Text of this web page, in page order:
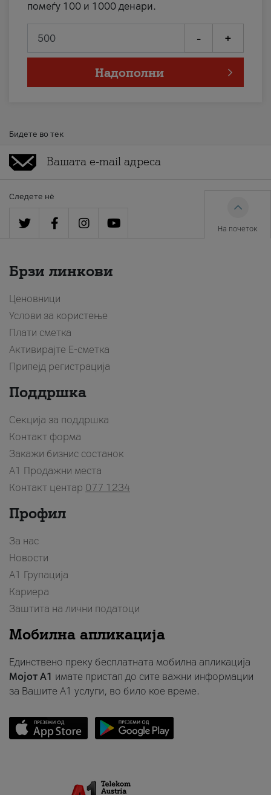
помеѓу 100 и 1000 денари.
- +
Надополни
Бидете во тек
Следете нè
На почеток
Брзи линкови
Ценовници
Услови за користење
Плати сметка
Активирајте Е-сметка
Припејд регистрација
Поддршка
Секција за поддршка
Контакт форма
Закажи бизнис состанок
A1 Продажни места
Контакт центар 077 1234
Профил
За нас
Новости
А1 Групација
Кариера
Заштита на лични податоци
Мобилна апликација
Единствено преку бесплатната мобилна апликација
Мојот A1 имате пристап до сите важни информации
за Вашите A1 услуги, во било кое време.